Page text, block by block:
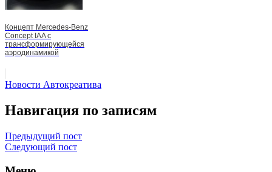
Концепт Mercedes-Benz
Concept IAA с
трансформирующейся
аэродинамикой
Новости Автокреатива
Навигация по записям
Предыдущий пост
Следующий пост